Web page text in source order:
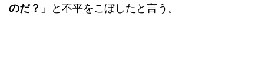
のだ？ 」と不平をこぼしたと言う。